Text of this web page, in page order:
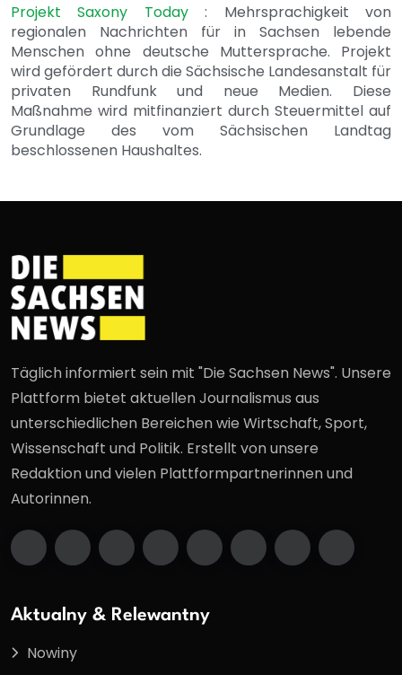
Projekt Saxony Today: Mehrsprachigkeit von
regionalen Nachrichten für in Sachsen lebende
Menschen ohne deutsche Muttersprache. Projekt
wird gefördert durch die Sächsische Landesanstalt für
privaten Rundfunk und neue Medien. Diese
Maßnahme wird mitfinanziert durch Steuermittel auf
Grundlage des vom Sächsischen Landtag
beschlossenen Haushaltes.
Täglich informiert sein mit "Die Sachsen News". Unsere
Plattform bietet aktuellen Journalismus aus
unterschiedlichen Bereichen wie Wirtschaft, Sport,
Wissenschaft und Politik. Erstellt von unsere
Redaktion und vielen Plattformpartnerinnen und
Autorinnen.
Aktualny & Relewantny
Nowiny